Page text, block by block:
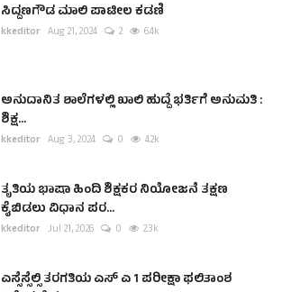
ಸಿದ್ದಣಗೌಡ ಮಾಲಿ ಪಾಟೀಲ ಕಡಣಿ
kkeditor Aug 21, 2024 2 6.4k
ಅನುದಾನಿತ ಶಾಲೆಗಳಲ್ಲಿ ಖಾಲಿ ಹುದ್ದೆ ಭರ್ತಿಗೆ ಅನುಮತಿ :
ಶಿಕ್ಷ...
kkeditor Aug 3, 2024 0 4.2k
ತೃತಿಯ ಭಾಷಾ ಹಿಂದಿ ಶಿಕ್ಷಕರ ನಿಯೋಜನೆ ತಕ್ಷಣ
ಕೈಬಿಡಲು ವಿಧಾನ ಪರ...
kkeditor Jul 21, 2026 0 2.3k
ಎಸ್ಸೆಸ್ಸೆಲ್ಸಿ ತರಗತಿಯ ಎಸ್ ಎ 1 ಪರೀಕ್ಷಾ ಫಲಿತಾಂಶ